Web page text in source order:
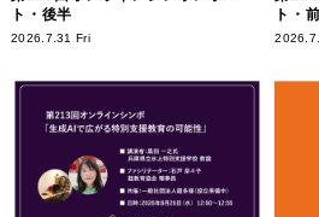
ト・後半
2026.7.31 Fri
ト・